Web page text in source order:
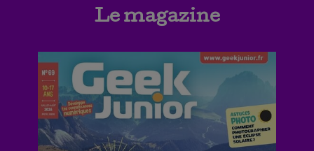
Le magazine